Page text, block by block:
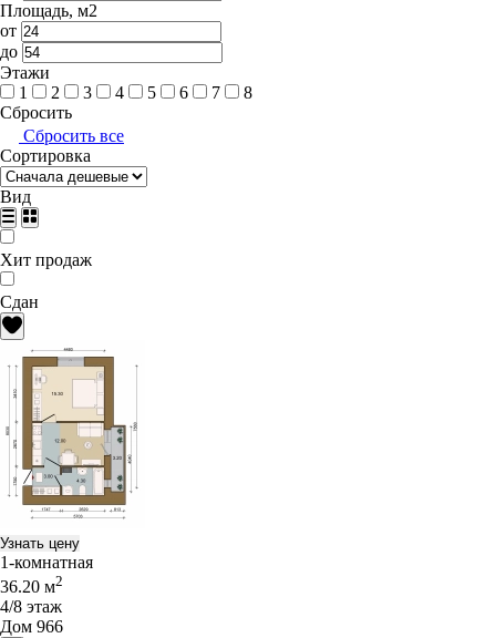
Площадь, м2
от
до
Этажи
1
2 3 4 5 6 7
8
Сбросить
Сбросить все
Сортировка
Вид
Хит продаж
Сдан
Узнать цену
1-комнатная
36.20 м2
4/8 этаж
Дом 966